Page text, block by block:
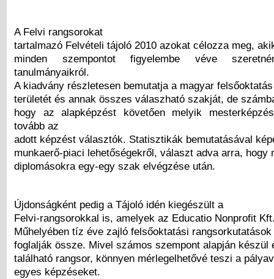
A Felvi rangsorokat
tartalmazó Felvételi tájoló 2010 azokat célozza meg,
minden szempontot figyelembe véve
tanulmányaikról.
A kiadvány részletesen bemutatja a magyar
területét és annak összes válaszható szakját, de
hogy az alapképzést követően melyik
tovább az
adott képzést választók. Statisztikák bemutatásával
munkaerő-piaci lehetőségekről, választ adva arra, hogy
diplomásokra egy-egy szak elvégzése után.
Újdonságként pedig a Tájoló idén kiegészült a
Felvi-rangsorokkal is, amelyek az Educatio Nonprofit
Műhelyében tíz éve zajló felsőoktatási
foglalják össze. Mivel számos szempont alapján készül
található rangsor, könnyen mérlegelhetővé teszi a
egyes képzéseket.